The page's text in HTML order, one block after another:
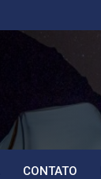
CONTATO